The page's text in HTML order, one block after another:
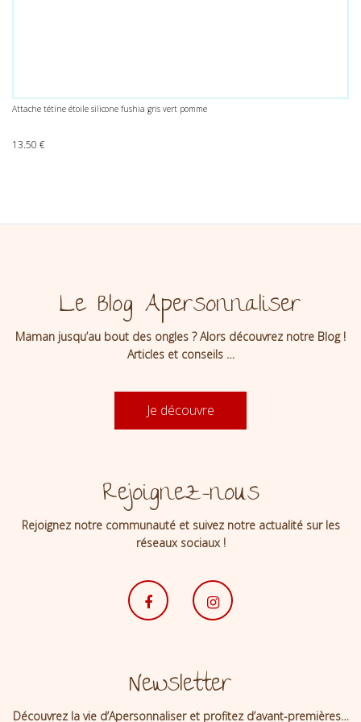
Attache tétine étoile silicone fushia gris vert pomme
13.50 €
Le Blog Apersonnaliser
Maman jusqu’au bout des ongles ? Alors découvrez notre Blog !
Articles et conseils …
Je découvre
Rejoignez-nous
Rejoignez notre communauté et suivez notre actualité sur les
réseaux sociaux !
Newsletter
Découvrez la vie d’Apersonnaliser et profitez d’avant-premières…